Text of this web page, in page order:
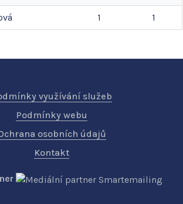
1 1
využívání služeb
Podmínky webu
osobních údajů
Kontakt